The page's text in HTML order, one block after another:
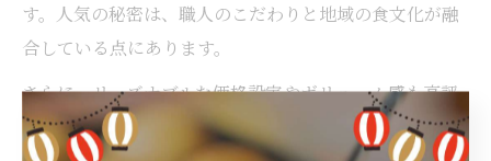
す。人気の秘密は、職人のこだわりと地域の食文化が融
合している点にあります。
さらに、リーズナブルな価格設定やボリューム感も高評
価の理由です。お得なセットやシェアしやすいパッケー